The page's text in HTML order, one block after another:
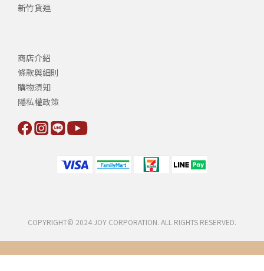
新竹貨運
商店介紹
條款與細則
購物須知
隱私權政策
COPYRIGHT© 2024 JOY CORPORATION. ALL RIGHTS RESERVED.